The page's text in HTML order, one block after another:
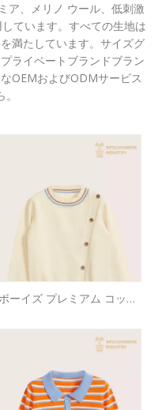
ア、メリノ ウール、低刺激
ています。すべての生地は
満たしています。サイズグ
ライベートブランドブラン
OEMおよびODMサービス
ーイズ プレミアム コット
ター |耐久性のあるキッズ
ニットウェアのOEMメーカー